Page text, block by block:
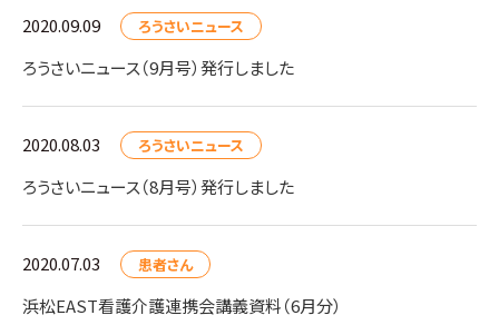
2020.09.09 ろうさいニュース
ろうさいニュース（9月号）発行しました
2020.08.03 ろうさいニュース
ろうさいニュース（8月号）発行しました
2020.07.03 患者さん
浜松EAST看護介護連携会講義資料（6月分）